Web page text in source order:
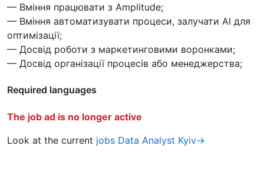
— Вміння працювати з Amplitude;
— Вміння автоматизувати процеси, залучати AI для
оптимізації;
— Досвід роботи з маркетинговими воронками;
— Досвід організації процесів або менеджерства;
Required languages
The job ad is no longer active
Look at the current jobs Data Analyst Kyiv→